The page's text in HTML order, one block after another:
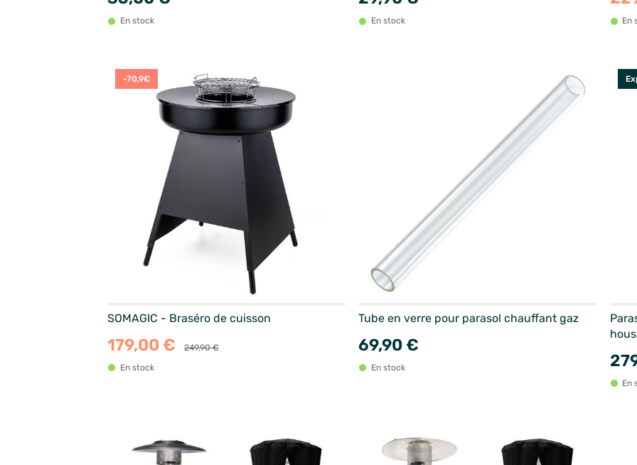
En stock En stock En
-70,9€
SOMAGIC - Braséro de cuisson
179,00 €
249,90 €
En stock
Tube en verre pour parasol chauffant gaz
69,90 €
En stock
En